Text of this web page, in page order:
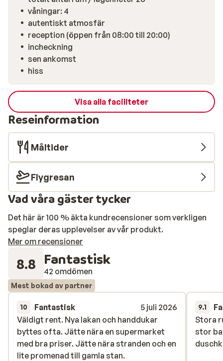
våningar: 4
autentiskt atmosfär
reception (öppen från 08:00 till 20:00)
incheckning
sen ankomst
hiss
Visa alla faciliteter
Reseinformation
Måltider
Flygresan
Vad våra gäster tycker
Det här är 100 % äkta kundrecensioner som verkligen
speglar deras upplevelser av vår produkt.
Mer om recensioner
8.8 Fantastisk
42 omdömen
Mest bokad av partner
10 Fantastisk
5 juli 2026
Väldigt rent. Nya lakan och handdukar
byttes ofta. Jätte nära en supermarket
med bra priser. Jätte nära stranden och en
lite promenad till gamla stan.
Väldigt rent. Nya lakan och handdukar
byttes ofta. Jätte nära en supermarket
med bra priser. Jätte nära stranden och en
lite promenad till gamla stan.
9.1
Stora
stor
Stora
stor